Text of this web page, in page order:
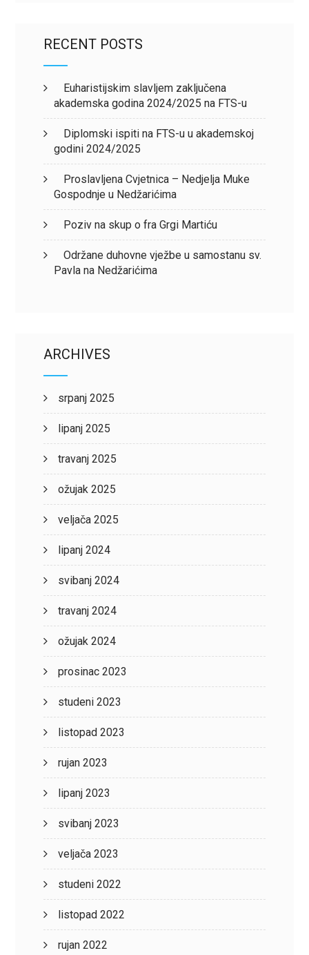
RECENT POSTS
Euharistijskim slavljem zaključena
akademska godina 2024/2025 na FTS-u
Diplomski ispiti na FTS-u u akademskoj
godini 2024/2025
Proslavljena Cvjetnica – Nedjelja Muke
Gospodnje u Nedžarićima
Poziv na skup o fra Grgi Martiću
Održane duhovne vježbe u samostanu sv.
Pavla na Nedžarićima
ARCHIVES
srpanj 2025
lipanj 2025
travanj 2025
ožujak 2025
veljača 2025
lipanj 2024
svibanj 2024
travanj 2024
ožujak 2024
prosinac 2023
studeni 2023
listopad 2023
rujan 2023
lipanj 2023
svibanj 2023
veljača 2023
studeni 2022
listopad 2022
rujan 2022